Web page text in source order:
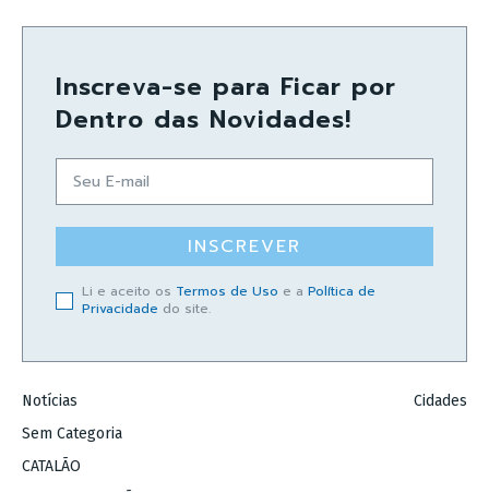
Inscreva-se para Ficar por
Dentro das Novidades!
INSCREVER
Li e aceito os Termos de Uso e a Política de
Privacidade do site.
Notícias
Sem Categoria
CATALÃO
Cidades